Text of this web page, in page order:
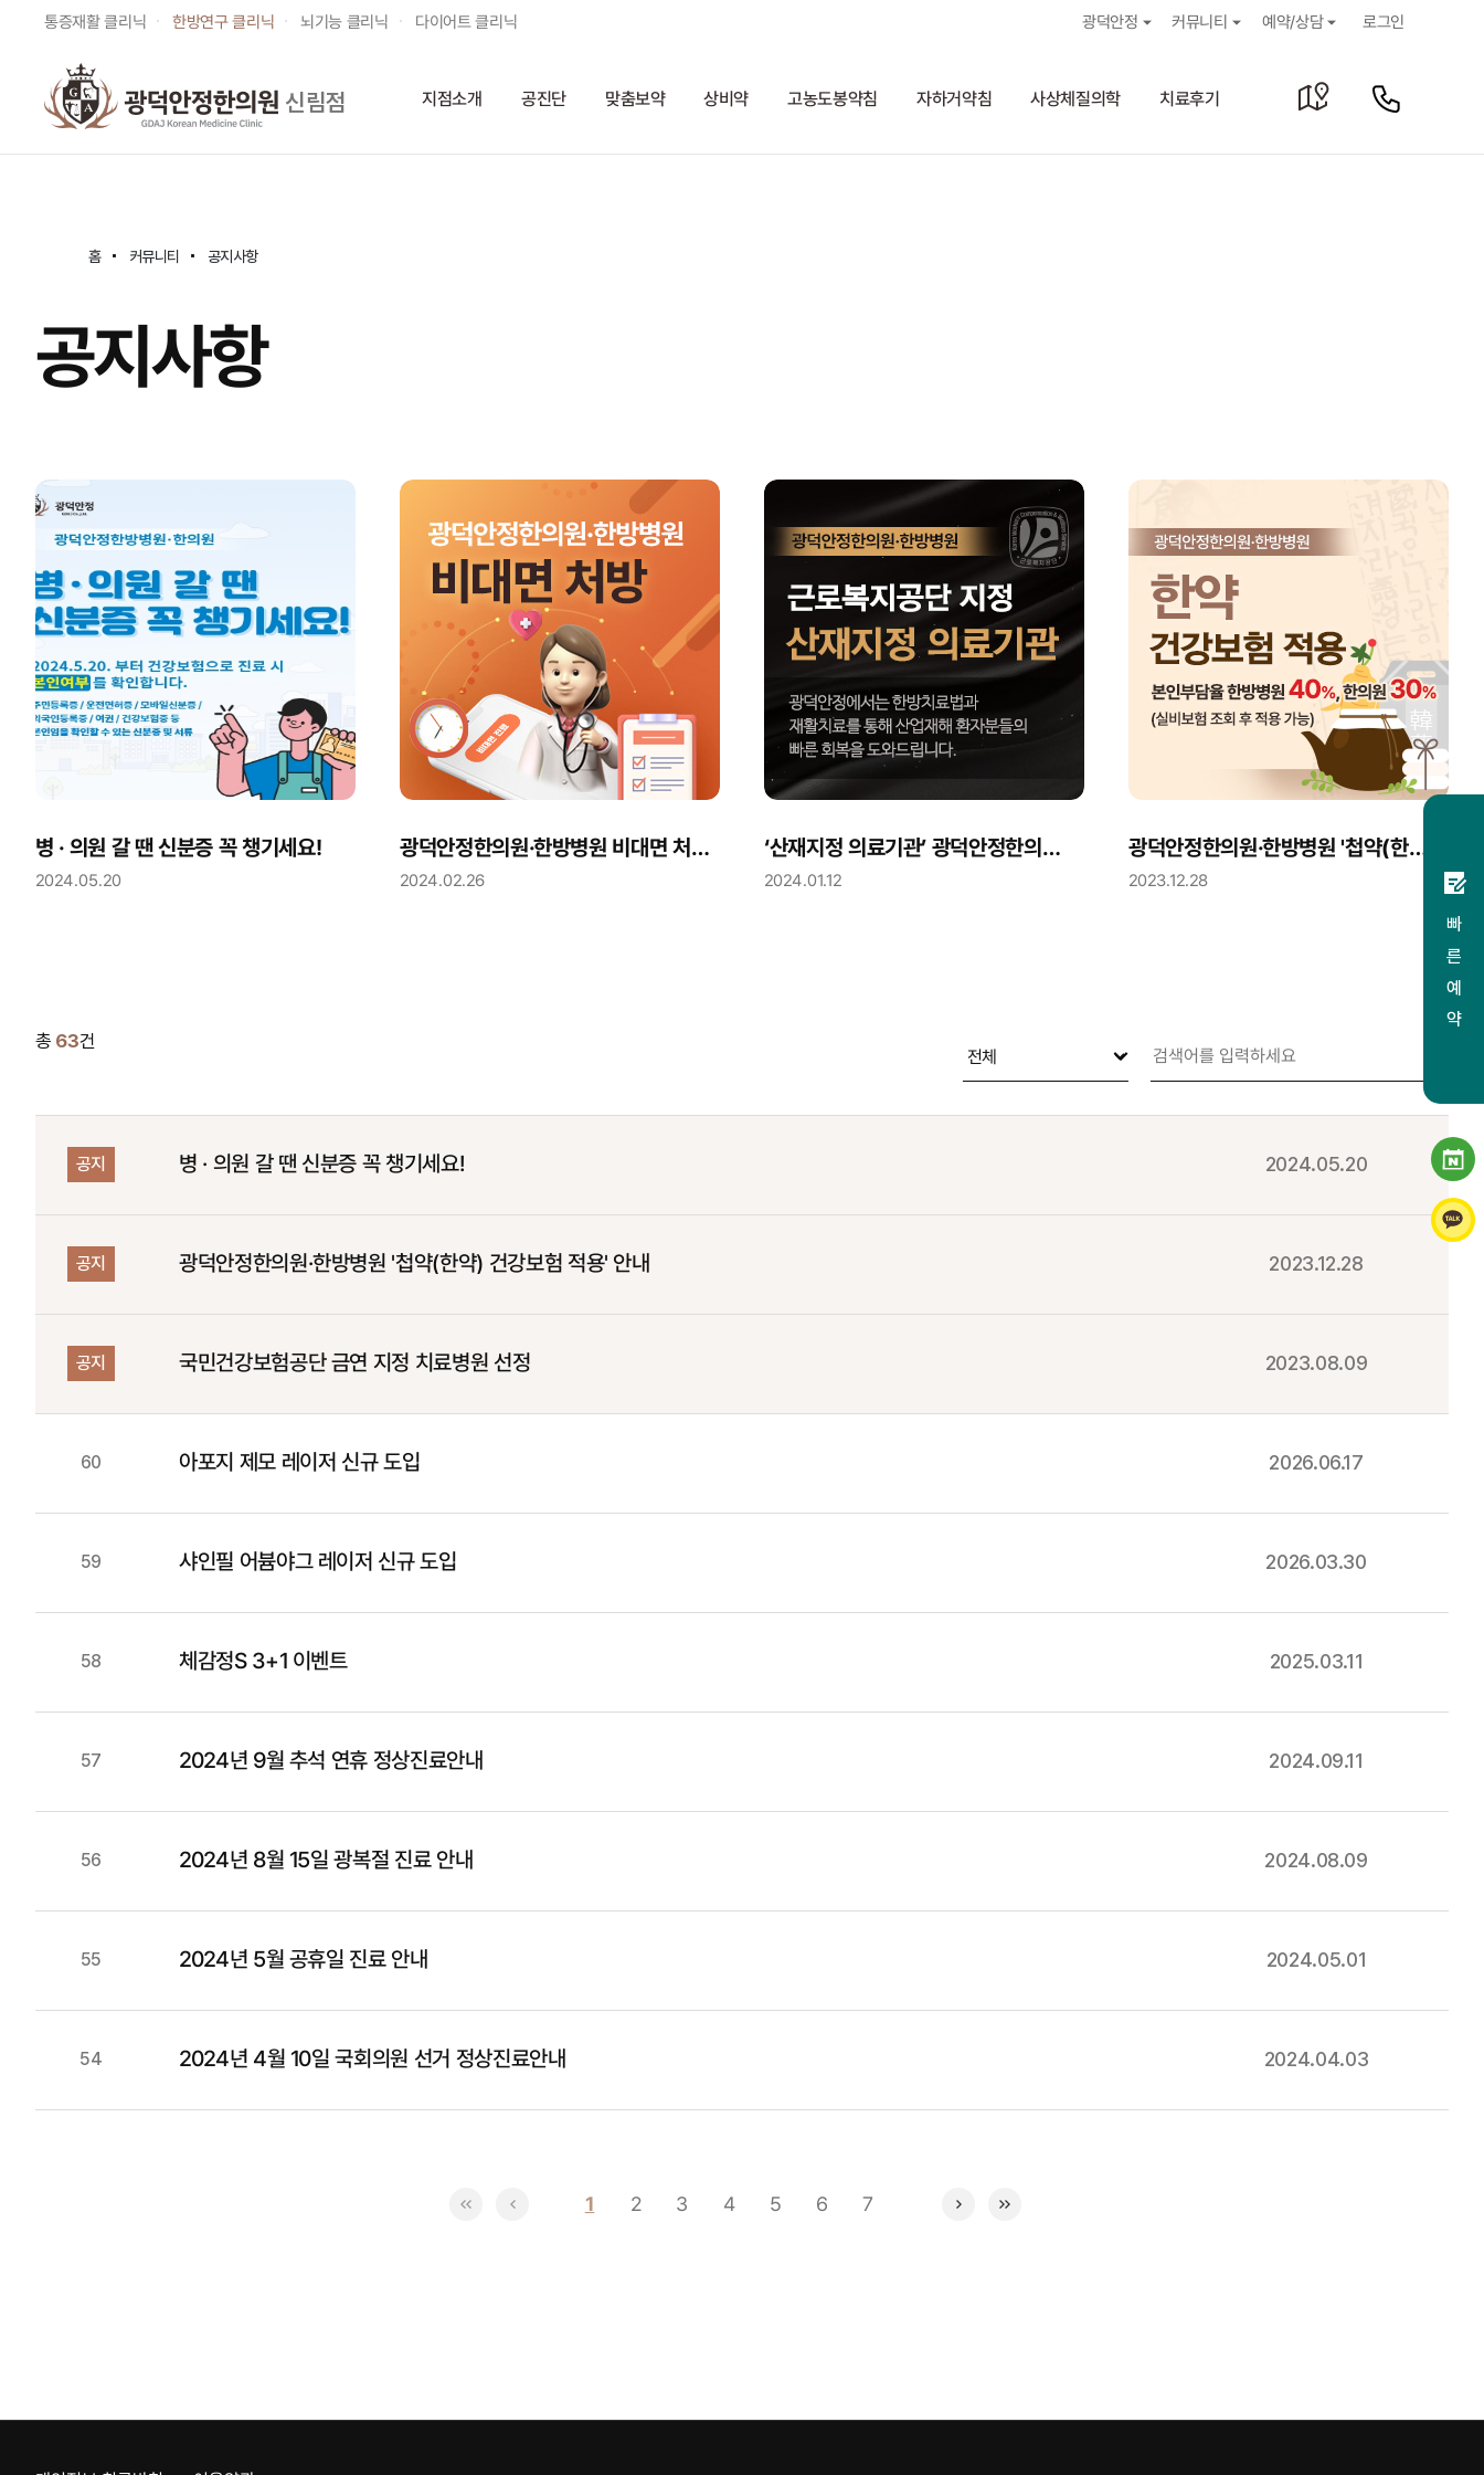
통증재활 클리닉 한방연구 클리닉 뇌기능 클리닉 다이어트 클리닉 광덕안정 커뮤니티 예약/상담 로그인
신림점 지점소개 공진단 맞춤보약 상비약 고농도봉약침 자하거약침 사상체질의학 치료후기
홈 커뮤니티 공지사항
공지사항
병 · 의원 갈 땐 신분증 꼭 챙기세요!
2024.05.20
광덕안정한의원·한방병원 비대면 처방 가능합니다.
2024.02.26
‘산재지정 의료기관’ 광덕안정한의원·한방병원 안내
2024.01.12
광덕안정한의원·한방병원 '첩약(한약) 건강보험 적용' 안내
2023.12.28
총 63건
공지 병 · 의원 갈 땐 신분증 꼭 챙기세요! 2024.05.20
공지 광덕안정한의원·한방병원 '첩약(한약) 건강보험 적용' 안내 2023.12.28
공지 국민건강보험공단 금연 지정 치료병원 선정 2023.08.09
60 아포지 제모 레이저 신규 도입 2026.06.17
59 샤인필 어븀야그 레이저 신규 도입 2026.03.30
58 체감정S 3+1 이벤트 2025.03.11
57 2024년 9월 추석 연휴 정상진료안내 2024.09.11
56 2024년 8월 15일 광복절 진료 안내 2024.08.09
55 2024년 5월 공휴일 진료 안내 2024.05.01
54 2024년 4월 10일 국회의원 선거 정상진료안내 2024.04.03
« < 1 (current)
2 3 4 5 6 7 > »
빠 른 예 약